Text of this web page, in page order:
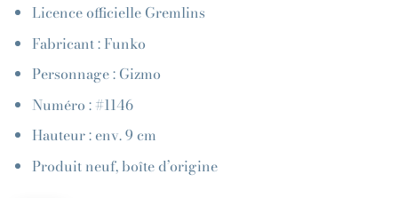
Licence officielle Gremlins
Fabricant : Funko
Personnage : Gizmo
Numéro : #1146
Hauteur : env. 9 cm
Produit neuf, boîte d’origine